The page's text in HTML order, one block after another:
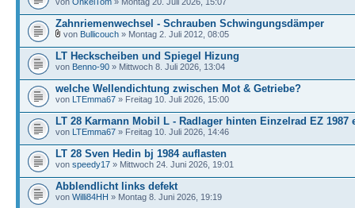
Zahnriemenwechsel - Schrauben Schwingungsdämper
von Bullicouch » Montag 2. Juli 2012, 08:05
LT Heckscheiben und Spiegel Hizung
von Benno-90 » Mittwoch 8. Juli 2026, 13:04
welche Wellendichtung zwischen Mot & Getriebe?
von LTEmma67 » Freitag 10. Juli 2026, 15:00
LT 28 Karmann Mobil L - Radlager hinten Einzelrad EZ 1987
von LTEmma67 » Freitag 10. Juli 2026, 14:46
LT 28 Sven Hedin bj 1984 auflasten
von speedy17 » Mittwoch 24. Juni 2026, 19:01
Abblendlicht links defekt
von Willi84HH » Montag 8. Juni 2026, 19:19